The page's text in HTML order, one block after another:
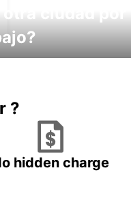
otra ciudad por
?
hidden charge